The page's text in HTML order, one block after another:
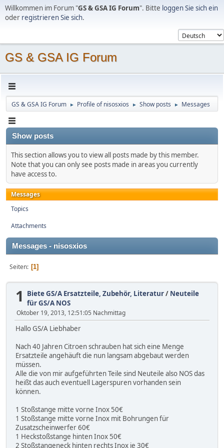
Willkommen im Forum "GS & GSA IG Forum". Bitte loggen Sie sich ein
oder registrieren Sie sich.
GS & GSA IG Forum
GS & GSA IG Forum ► Profile of nisosxios ► Show posts ► Messages
Show posts
This section allows you to view all posts made by this member.
Note that you can only see posts made in areas you currently
have access to.
Messages
Topics
Attachments
Messages - nisosxios
Seiten 1
1 Biete GS/A Ersatzteile, Zubehör, Literatur/ Neuteile
für GS/A NOS
Oktober 19, 2013, 12:51:05 Nachmittag
Hallo GS/A Liebhaber
Nach 40 Jahren Citroen schrauben hat sich eine Menge
Ersatzteile angehäuft die nun langsam abgebaut werden
müssen.
Alle die von mir aufgeführten Teile sind Neuteile also NOS das
heißt das auch eventuell Lagerspuren vorhanden sein
können.
1 Stoßstange mitte vorne Inox 50€
1 Stoßstange mitte vorne Inox mit Bohrungen für
Zusatzscheinwerfer 60€
1 Heckstoßstange hinten Inox 50€
2 Stoßstangeneck hinten rechts Inox je 30€